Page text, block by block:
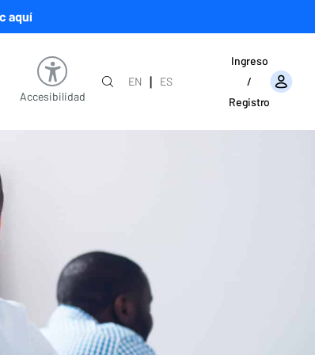
aquí
Accesibilidad
EN |
ES
Ingreso
/
Registro